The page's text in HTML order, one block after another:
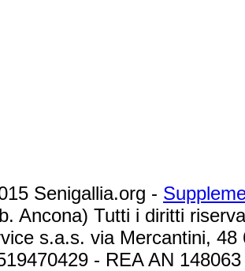
Senigallia.org -
Ancona) Tutti i diritti
s.a.s. via Mercantini,
- REA AN